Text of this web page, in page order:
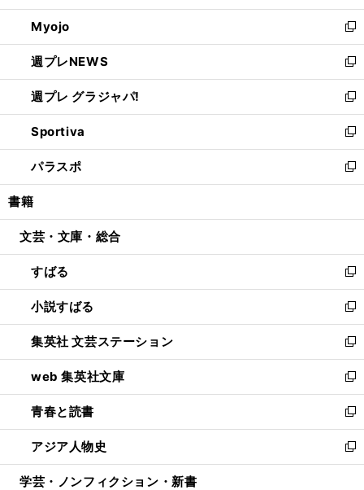
開
く
ウ
で
開
く
ン
ド
ウ
で
開
く
ウ
ィ
ン
ド
ウ
で
開
く
Myojo
新
し
い
ウ
ィ
ン
ド
ウ
で
開
週プレNEWS
新
し
い
ウ
ィ
ン
ド
ウ
開
週プレ グラジャパ!
新
し
い
ウ
ィ
ン
ウ
開
く
Sportiva
新
し
い
ウ
ン
ウ
で
開
く
パラスポ
新
し
ウ
ン
ド
ウ
で
開
く
書籍
文芸・文庫・総合
すばる
新
し
い
ウ
ィ
ン
ド
ウ
で
開
く
小説すばる
新
し
い
ウ
ィ
ン
ド
ウ
で
開
集英社 文芸ステーション
新
し
い
ウ
ィ
ン
ド
ウ
web 集英社文庫
新
し
い
ウ
ィ
ン
青春と読書
新
し
い
ウ
アジア人物史
新
し
学芸・ノンフィクション・新書